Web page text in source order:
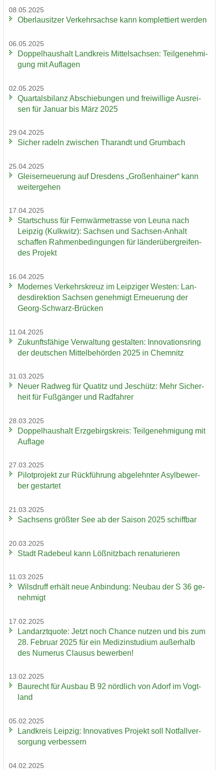
08.05.2025
Ober­lau­sit­zer Ver­kehrs­ach­se kann kom­plet­tiert wer­den
06.05.2025
Dop­pel­haus­halt Land­kreis Mit­tel­sach­sen: Teil­ge­neh­mi­
gung mit Auf­la­gen
02.05.2025
Quar­tals­bi­lanz Ab­schie­bun­gen und frei­wil­li­ge Aus­rei­
sen für Ja­nu­ar bis März 2025
29.04.2025
Si­cher ra­deln zwi­schen Tha­randt und Grum­bach
25.04.2025
Gleis­er­neue­rung auf Dres­dens „Gro­ßen­hai­ner“ kann
wei­ter­ge­hen
17.04.2025
Start­schuss für Fern­wär­me­tras­se von Leuna nach
Leip­zig (Kulk­witz): Sach­sen und Sachsen-​Anhalt
schaf­fen Rah­men­be­din­gun­gen für län­der­über­grei­fen­
des Pro­jekt
16.04.2025
Mo­der­nes Ver­kehrs­kreuz im Leip­zi­ger Wes­ten: Lan­
des­di­rek­ti­on Sach­sen ge­neh­migt Er­neue­rung der
Georg-​Schwarz-Brücken
11.04.2025
Zu­kunfts­fä­hi­ge Ver­wal­tung ge­stal­ten: In­no­va­ti­ons­ring
der deut­schen Mit­tel­be­hör­den 2025 in Chem­nitz
31.03.2025
Neuer Rad­weg für Qua­titz und Je­schütz: Mehr Si­cher­
heit für Fuß­gän­ger und Rad­fah­rer
28.03.2025
Dop­pel­haus­halt Erz­ge­birgs­kreis: Teil­ge­neh­mi­gung mit
Auf­la­ge
27.03.2025
Pi­lot­pro­jekt zur Rück­füh­rung ab­ge­lehn­ter Asyl­be­wer­
ber ge­star­tet
21.03.2025
Sach­sens größ­ter See ab der Sai­son 2025 schiff­bar
20.03.2025
Stadt Ra­de­beul kann Löß­nitz­bach re­na­tu­rie­ren
11.03.2025
Wilsd­ruff er­hält neue An­bin­dung: Neu­bau der S 36 ge­
neh­migt
17.02.2025
Land­arzt­quo­te: Jetzt noch Chan­ce nut­zen und bis zum
28. Fe­bru­ar 2025 für ein Me­di­zin­stu­di­um au­ßer­halb
des Nu­me­rus Clau­sus be­wer­ben!
13.02.2025
Bau­recht für Aus­bau B 92 nörd­lich von Adorf im Vogt­
land
05.02.2025
Land­kreis Leip­zig: In­no­va­ti­ves Pro­jekt soll Not­fall­ver­
sor­gung ver­bes­sern
04.02.2025